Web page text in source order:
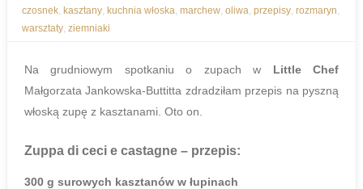
czosnek, kasztany, kuchnia włoska, marchew, oliwa, przepisy, rozmaryn,
warsztaty, ziemniaki
Na grudniowym spotkaniu o zupach w Little Chef
Małgorzata Jankowska-Buttitta zdradziłam przepis na pyszną
włoską zupę z kasztanami. Oto on.
Zuppa di ceci e castagne – przepis:
300 g surowych kasztanów w łupinach